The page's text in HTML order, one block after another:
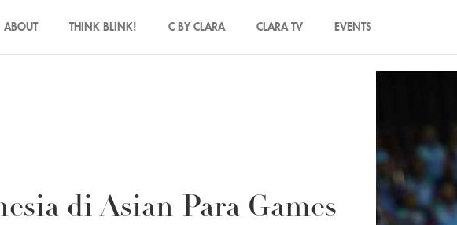
ABOUT THINK BLINK! C BY CLARA CLARA TV EVENTS
di Asian Para Games